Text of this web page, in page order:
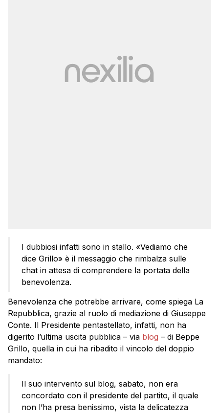
I dubbiosi infatti sono in stallo. «Vediamo che
dice Grillo» è il messaggio che rimbalza sulle
chat in attesa di comprendere la portata della
benevolenza.
Benevolenza che potrebbe arrivare, come spiega La
Repubblica, grazie al ruolo di mediazione di Giuseppe
Conte. Il Presidente pentastellato, infatti, non ha
digerito l’ultima uscita pubblica – via blog – di Beppe
Grillo, quella in cui ha ribadito il vincolo del doppio
mandato:
Il suo intervento sul blog, sabato, non era
concordato con il presidente del partito, il quale
non l’ha presa benissimo, vista la delicatezza